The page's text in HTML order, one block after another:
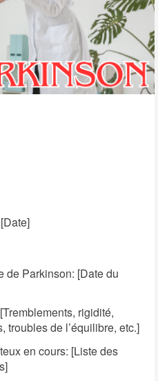
de Parkinson: [Date du
rigidité,
troubles de l’équilibre, etc.]
en cours: [Liste des